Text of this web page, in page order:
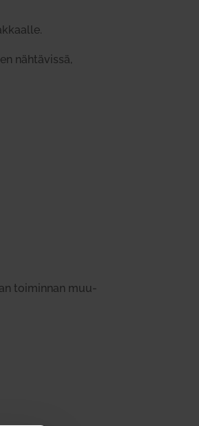
näh­tä­vissä,
toi­minnan muu­